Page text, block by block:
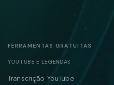
FERRAMENTAS GRATUITAS
YOUTUBE E LEGENDAS
Transcrição YouTube